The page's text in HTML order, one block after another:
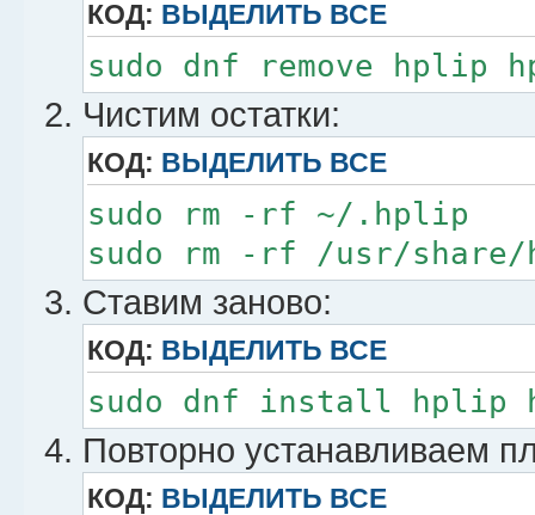
КОД: ВЫДЕЛИТЬ ВСЕ
sudo dnf remove hplip
Чистим остатки:
КОД: ВЫДЕЛИТЬ ВСЕ
sudo rm -rf ~/.hplip
sudo rm -rf /usr/
Ставим заново:
КОД: ВЫДЕЛИТЬ ВСЕ
sudo dnf install hplip
Повторно устанавливаем
КОД: ВЫДЕЛИТЬ ВСЕ